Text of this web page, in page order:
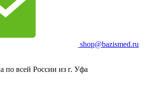
shop@bazismed.ru
по всей России из г. Уфа